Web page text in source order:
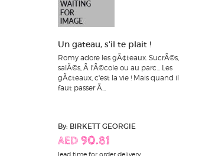
Un gateau, s'il te plait !
Romy adore les gÃ¢teaux. SucrÃ©s,
salÃ©s, Ã l'Ã©cole ou au parc... Les
gÃ¢teaux, c'est la vie ! Mais quand il
faut passer Ã...
By: BIRKETT GEORGIE
AED 90.81
lead time for order delivery